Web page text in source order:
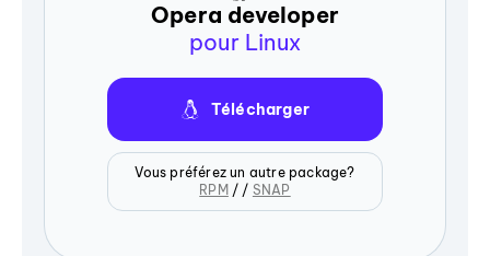
Opera developer
pour Linux
Télécharger
Vous préférez un autre package?
RPM / / SNAP